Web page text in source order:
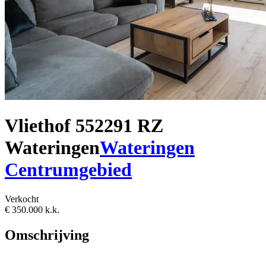
Vliethof 552291 RZ
WateringenWateringen
Centrumgebied
Verkocht
€ 350.000 k.k.
Omschrijving